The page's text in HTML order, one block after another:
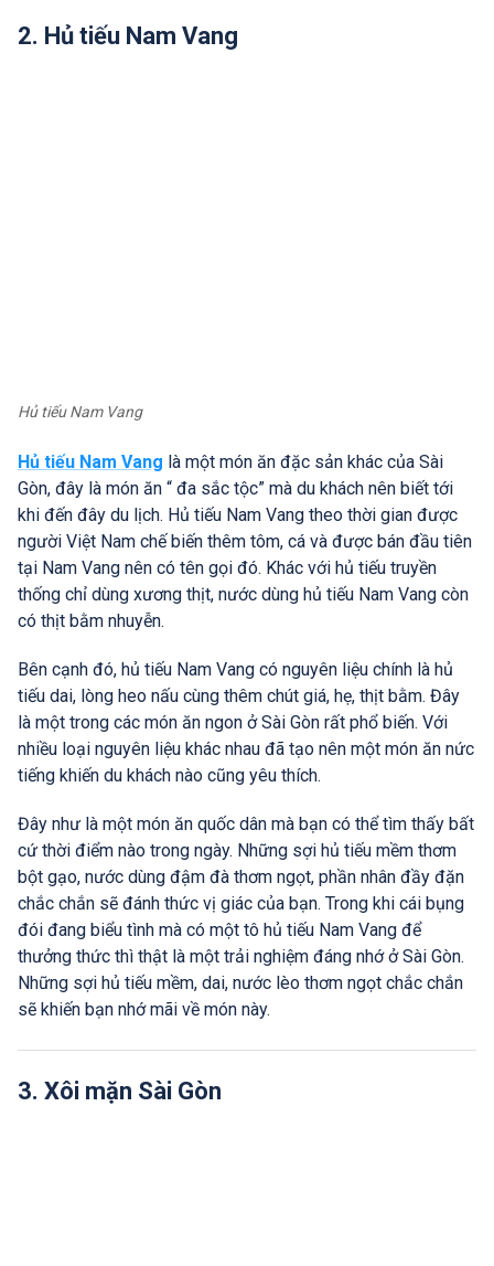
2. Hủ tiếu Nam Vang
Hủ tiếu Nam Vang
Hủ tiếu Nam Vang là một món ăn đặc sản khác của Sài
Gòn, đây là món ăn “ đa sắc tộc” mà du khách nên biết tới
khi đến đây du lịch. Hủ tiếu Nam Vang theo thời gian được
người Việt Nam chế biến thêm tôm, cá và được bán đầu tiên
tại Nam Vang nên có tên gọi đó. Khác với hủ tiếu truyền
thống chỉ dùng xương thịt, nước dùng hủ tiếu Nam Vang còn
có thịt bằm nhuyễn.
Bên cạnh đó, hủ tiếu Nam Vang có nguyên liệu chính là hủ
tiếu dai, lòng heo nấu cùng thêm chút giá, hẹ, thịt bằm. Đây
là một trong các món ăn ngon ở Sài Gòn rất phổ biến. Với
nhiều loại nguyên liệu khác nhau đã tạo nên một món ăn nức
tiếng khiến du khách nào cũng yêu thích.
Đây như là một món ăn quốc dân mà bạn có thể tìm thấy bất
cứ thời điểm nào trong ngày. Những sợi hủ tiếu mềm thơm
bột gạo, nước dùng đậm đà thơm ngọt, phần nhân đầy đặn
chắc chắn sẽ đánh thức vị giác của bạn. Trong khi cái bụng
đói đang biểu tình mà có một tô hủ tiếu Nam Vang để
thưởng thức thì thật là một trải nghiệm đáng nhớ ở Sài Gòn.
Những sợi hủ tiếu mềm, dai, nước lèo thơm ngọt chắc chắn
sẽ khiến bạn nhớ mãi về món này.
3. Xôi mặn Sài Gòn